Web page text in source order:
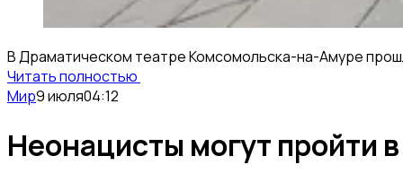
В Драматическом театре Комсомольска-на-Амуре
Читать полностью
Мир9 июля04:12
Неонацисты могут пройти